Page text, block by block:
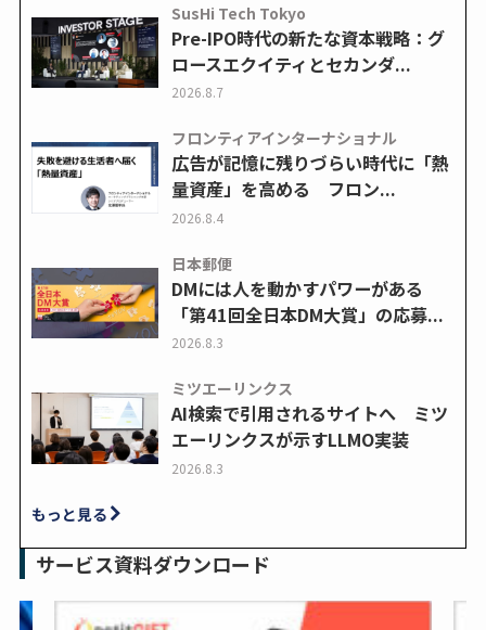
SusHi Tech Tokyo
Pre-IPO時代の新たな資本戦略：グ
ロースエクイティとセカンダ...
2026.8.7
フロンティアインターナショナル
広告が記憶に残りづらい時代に「熱
量資産」を高める フロン...
2026.8.4
日本郵便
DMには人を動かすパワーがある
「第41回全日本DM大賞」の応募...
2026.8.3
ミツエーリンクス
AI検索で引用されるサイトへ ミツ
エーリンクスが示すLLMO実装
2026.8.3
もっと見る
サービス資料ダウンロード